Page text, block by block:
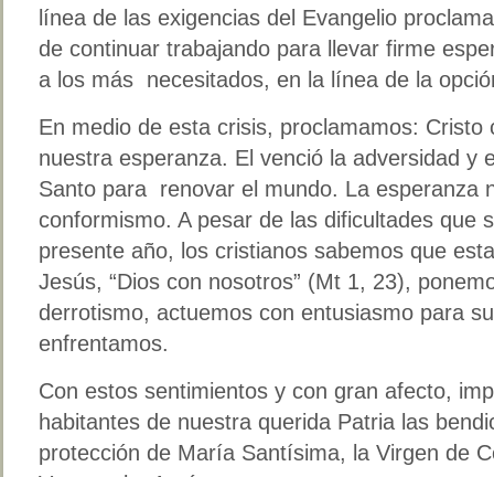
línea de las exigencias del Evangelio
de continuar trabajando para llevar firme
a los más necesitados, en la línea de la
En medio de esta crisis, proclamamos: Cristo
nuestra esperanza. El venció la adversidad y
Santo para renovar el mundo. La esperanza
conformismo. A pesar de las dificultades que
presente año, los cristianos sabemos que
Jesús, “Dios con nosotros” (Mt 1, 23),
derrotismo, actuemos con entusiasmo para
enfrentamos.
Con estos sentimientos y con gran afecto,
habitantes de nuestra querida Patria las
protección de María Santísima, la Virgen de